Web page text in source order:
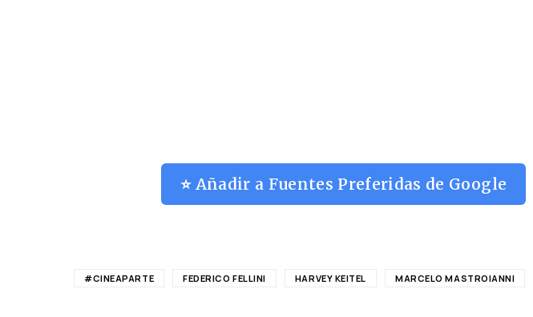
⭐ Añadir a Fuentes Preferidas de Google
#CINEAPARTE FEDERICO FELLINI HARVEY KEITEL MARCELO MASTROIANNI